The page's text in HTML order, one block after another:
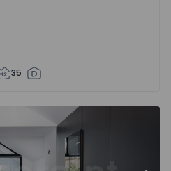
35
e Afonsoeiro - 1543708 - 11